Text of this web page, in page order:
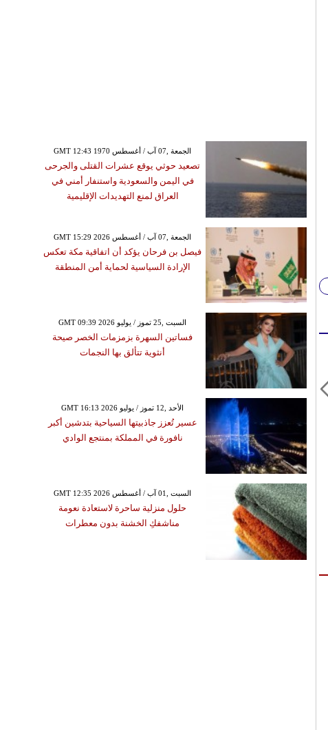
GMT 12:43 1970 الجمعة ,07 آب / أغسطس
تصعيد حوثي يوقع عشرات القتلى والجرحى
في اليمن والسعودية واستنفار أمني في
العراق لمنع التهديدات الإقليمية
GMT 15:29 2026 الجمعة ,07 آب / أغسطس
فيصل بن فرحان يؤكد أن اتفاقية مكة تعكس
الإرادة السياسية لحماية أمن المنطقة
GMT 09:39 2026 السبت ,25 تموز / يوليو
فساتين السهرة بزمزمات الخصر صيحة
أنثوية تتألق بها النجمات
GMT 16:13 2026 الأحد ,12 تموز / يوليو
عسير تُعزز جاذبيتها السياحية بتدشين أكبر
نافورة في المملكة بمنتجع الوادي
GMT 12:35 2026 السبت ,01 آب / أغسطس
حلول منزلية ساحرة لاستعادة نعومة
مناشفكِ الخشنة بدون معطرات